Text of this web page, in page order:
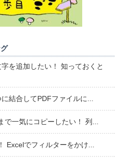
を追加したい！ 知っておくと
結合してPDFファイルに...
で一気にコピーしたい！ 列...
Excelでフィルターをかけ...